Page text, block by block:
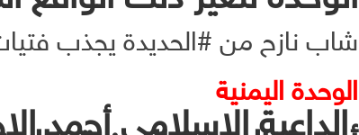
شاب نازح من #الحديدة يجذب
الوحدة اليمنية
الداعية الإسلامي أحمد